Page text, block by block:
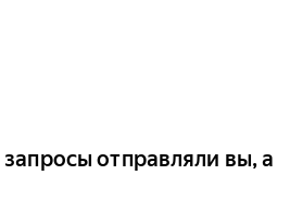
отправляли вы, а